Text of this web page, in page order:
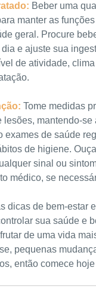
Beber uma
manter as
geral. Procure
e ajuste sua
de atividade,
Tome medidas
lesões, mantendo-se
exames de saúde
de higiene.
sinal ou
médico, se
dicas de bem-estar
sua saúde e
de uma vida
pequenas
então comece